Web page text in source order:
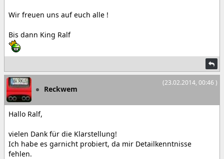
Wir freuen uns auf euch alle !
Bis dann King Ralf
(23.02.2014, 00:46 )
Reckwem
Hallo Ralf,
vielen Dank für die Klarstellung!
Ich habe es garnicht probiert, da mir Detailkenntnisse
fehlen.